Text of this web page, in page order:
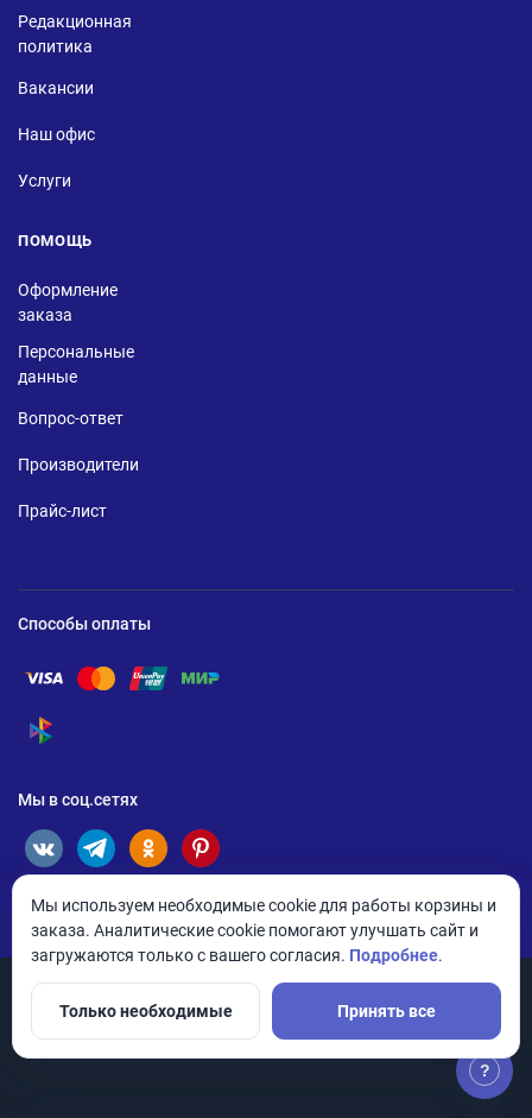
Редакционная
политика
Вакансии
Наш офис
Услуги
ПОМОЩЬ
Оформление
заказа
Персональные
данные
Вопрос-ответ
Производители
Прайс-лист
Способы оплаты
Помощь по оплате Visa
Помощь по оплате Mastercard
Помощь по оплате UnionPay
Помощь по оплате Мир
Помощь по оплате СБП
Мы в соц.сетях
© 2026 ANDPRO / ООО «АНД-Системс»
?
Мы используем необходимые cookie для работы корзины и
заказа. Аналитические cookie помогают улучшать сайт и
загружаются только с вашего согласия. Подробнее.
Только необходимые Принять все